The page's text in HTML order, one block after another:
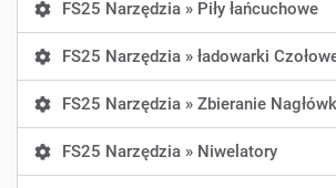
FS25 Narzędzia » Piły łańcuchowe
FS25 Narzędzia » ładowarki
FS25 Narzędzia » Zbieranie
FS25 Narzędzia » Niwelatory